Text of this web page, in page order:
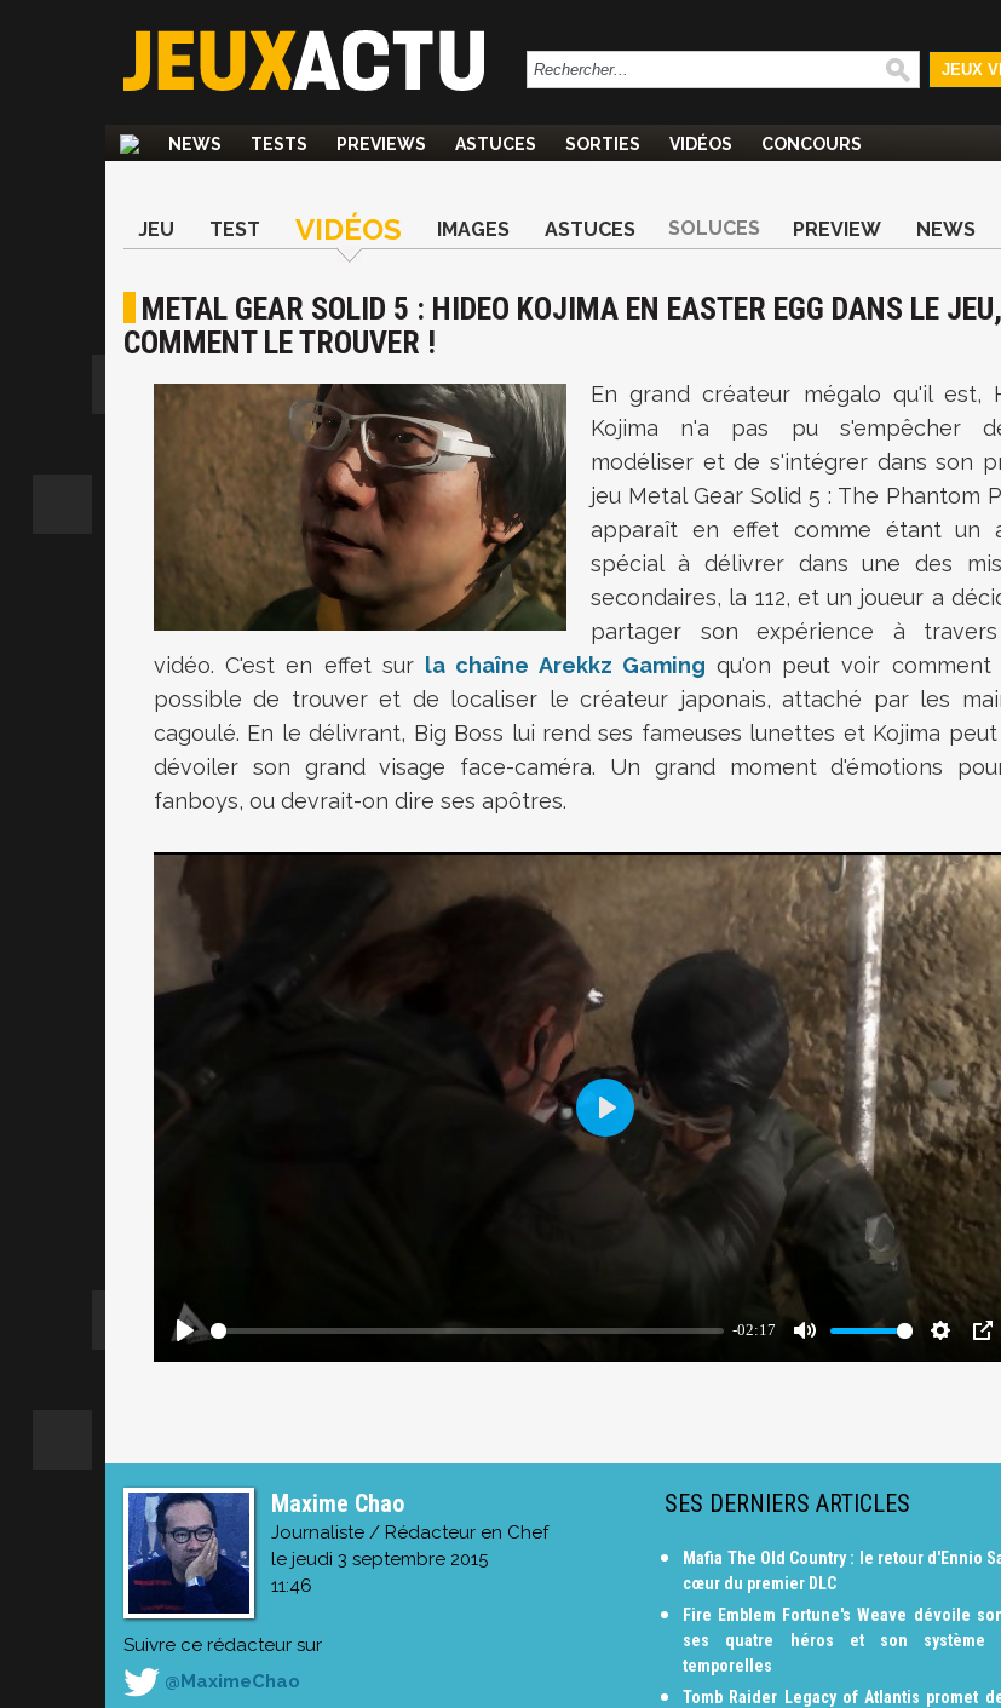
JEUX
NEWS TESTS PREVIEWS ASTUCES SORTIES VIDÉOS CONCOURS
JEU TEST VIDÉOS IMAGES ASTUCES SOLUCES PREVIEW NEWS
METAL GEAR SOLID 5 : HIDEO KOJIMA EN EASTER EGG DANS LE
COMMENT LE TROUVER !
En grand créateur mégalo qu'il est,
Kojima n'a pas pu s'empêcher
modéliser et de s'intégrer dans son
jeu Metal Gear Solid 5 : The Phantom
apparaît en effet comme étant un
spécial à délivrer dans une des
secondaires, la 112, et un joueur a
partager son expérience à
vidéo. C'est en effet sur la chaîne Arekkz Gaming qu'on peut voir
possible de trouver et de localiser le créateur japonais, attaché par les
cagoulé. En le délivrant, Big Boss lui rend ses fameuses lunettes et Kojima
dévoiler son grand visage face-caméra. Un grand moment d'émotions
fanboys, ou devrait-on dire ses apôtres.
Maxime Chao
Journaliste / Rédacteur en Chef
le jeudi 3 septembre 2015
11:46
Suivre ce rédacteur sur
@MaximeChao
SES DERNIERS ARTICLES
Mafia The Old Country : le retour d'Ennio
cœur du premier DLC
Fire Emblem Fortune's Weave dévoile
ses quatre héros et son système
temporelles
Tomb Raider Legacy of Atlantis promet